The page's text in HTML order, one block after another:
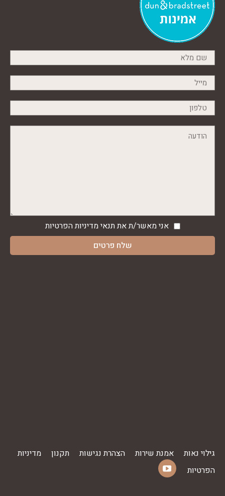
אני מאשר/ת את תנאימדיניות הפרטיות
גילוי נאות אמנת שירות הצהרת נגישות תקנון
מדיניות
הפרטיות
YouTube